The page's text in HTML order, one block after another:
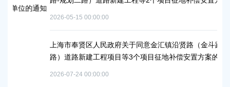
2026-05-15 00:00:00
上海市奉贤区人民政府关于同意金汇镇沿贤路（金斗路-金汇工业
路）道路新建工程项目等3个项目征地补偿安置方案的批复
2026-07-24 00:00:00